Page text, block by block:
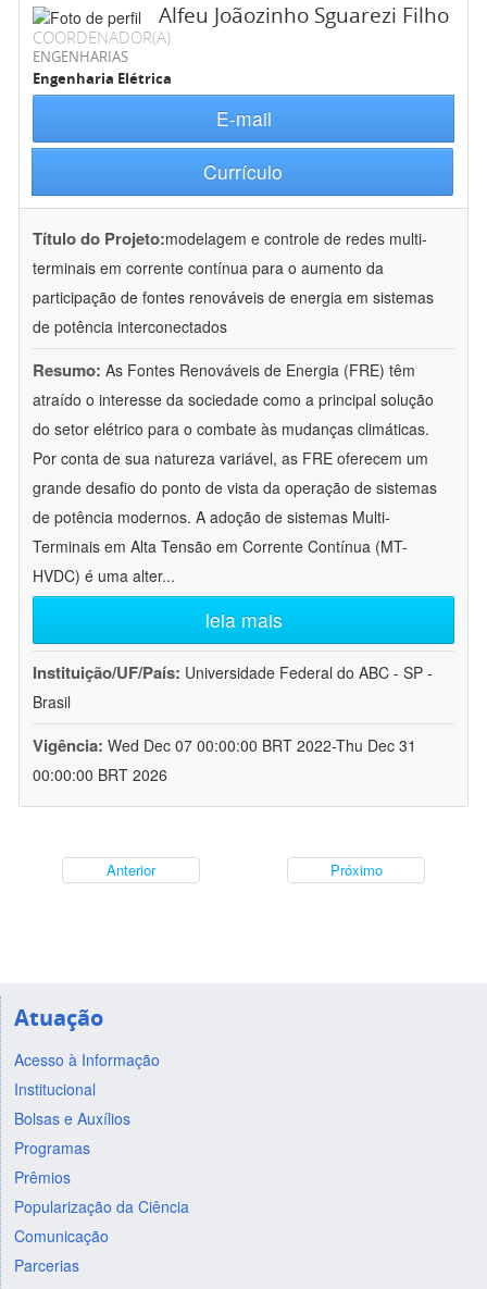
Alfeu Joãozinho Sguarezi Filho
COORDENADOR(A)
ENGENHARIAS
Engenharia Elétrica
E-mail
Currículo
Título do Projeto:modelagem e controle de redes multi-
terminais em corrente contínua para o aumento da
participação de fontes renováveis de energia em sistemas
de potência interconectados
Resumo: As Fontes Renováveis de Energia (FRE) têm
atraído o interesse da sociedade como a principal solução
do setor elétrico para o combate às mudanças climáticas.
Por conta de sua natureza variável, as FRE oferecem um
grande desafio do ponto de vista da operação de sistemas
de potência modernos. A adoção de sistemas Multi-
Terminais em Alta Tensão em Corrente Contínua (MT-
HVDC) é uma alter...
leia mais
Instituição/UF/País: Universidade Federal do ABC - SP -
Brasil
Vigência: Wed Dec 07 00:00:00 BRT 2022-Thu Dec 31
00:00:00 BRT 2026
Anterior Próximo
Atuação
Acesso à Informação
Institucional
Bolsas e Auxílios
Programas
Prêmios
Popularização da Ciência
Comunicação
Parcerias